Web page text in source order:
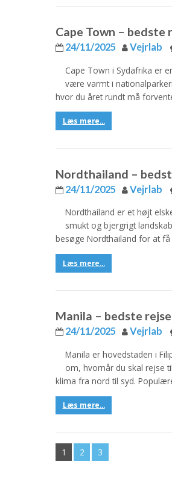
Cape Town – bedste
24/11/2025 Vejrlab
Cape Town i Sydafrika er
være varmt i
hvor du året rundt må
Læs mere...
Nordthailand –
24/11/2025 Vejrlab
Nordthailand er et højt
smukt og bjergrigt
besøge Nordthailand for at
Læs mere...
Manila – bedste
24/11/2025 Vejrlab
Manila er hovedstaden i
om, hvornår du skal rejse
klima fra nord til syd.
Læs mere...
1 2 3